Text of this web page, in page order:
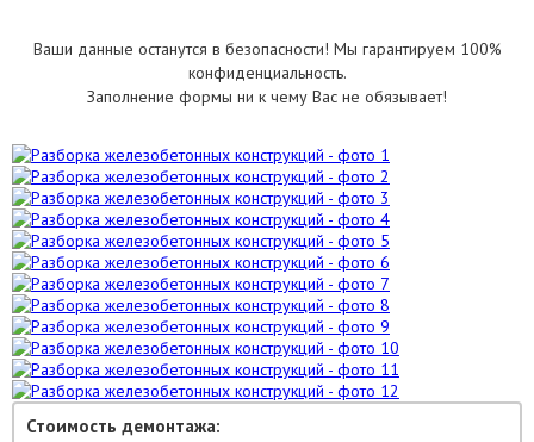
Ваши данные останутся в безопасности! Мы гарантируем 100%
конфиденциальность.
Заполнение формы ни к чему Вас не обязывает!
Стоимость демонтажа: